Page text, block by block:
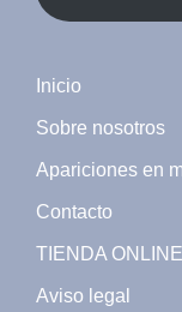
Inicio
Sobre nosotros
Apariciones en
Contacto
TIENDA
Aviso legal